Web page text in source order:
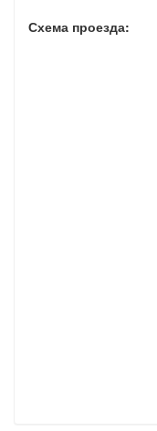
Схема проезда: